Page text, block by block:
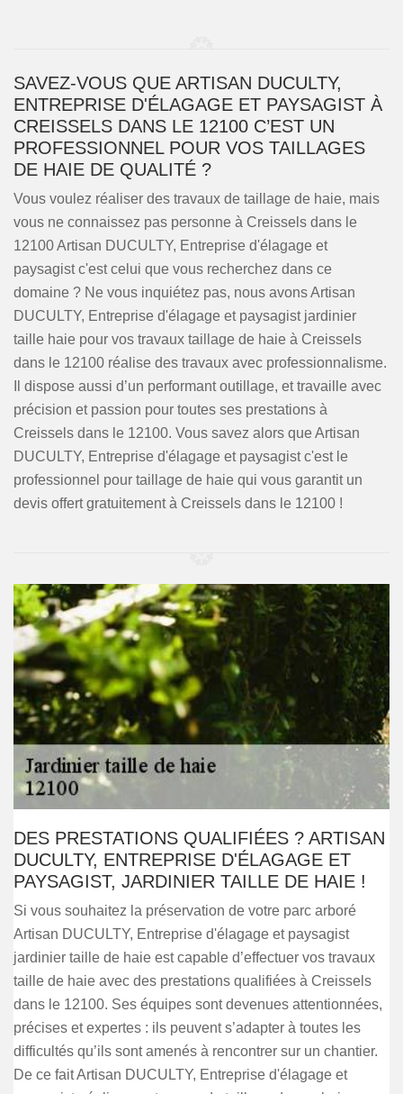
SAVEZ-VOUS QUE ARTISAN DUCULTY,
ENTREPRISE D'ÉLAGAGE ET PAYSAGIST À
CREISSELS DANS LE 12100 C’EST UN
PROFESSIONNEL POUR VOS TAILLAGES
DE HAIE DE QUALITÉ ?
Vous voulez réaliser des travaux de taillage de haie, mais
vous ne connaissez pas personne à Creissels dans le
12100 Artisan DUCULTY, Entreprise d'élagage et
paysagist c'est celui que vous recherchez dans ce
domaine ? Ne vous inquiétez pas, nous avons Artisan
DUCULTY, Entreprise d'élagage et paysagist jardinier
taille haie pour vos travaux taillage de haie à Creissels
dans le 12100 réalise des travaux avec professionnalisme.
Il dispose aussi d’un performant outillage, et travaille avec
précision et passion pour toutes ses prestations à
Creissels dans le 12100. Vous savez alors que Artisan
DUCULTY, Entreprise d'élagage et paysagist c'est le
professionnel pour taillage de haie qui vous garantit un
devis offert gratuitement à Creissels dans le 12100 !
DES PRESTATIONS QUALIFIÉES ? ARTISAN
DUCULTY, ENTREPRISE D'ÉLAGAGE ET
PAYSAGIST, JARDINIER TAILLE DE HAIE !
Si vous souhaitez la préservation de votre parc arboré
Artisan DUCULTY, Entreprise d'élagage et paysagist
jardinier taille de haie est capable d’effectuer vos travaux
taille de haie avec des prestations qualifiées à Creissels
dans le 12100. Ses équipes sont devenues attentionnées,
précises et expertes : ils peuvent s’adapter à toutes les
difficultés qu’ils sont amenés à rencontrer sur un chantier.
De ce fait Artisan DUCULTY, Entreprise d'élagage et